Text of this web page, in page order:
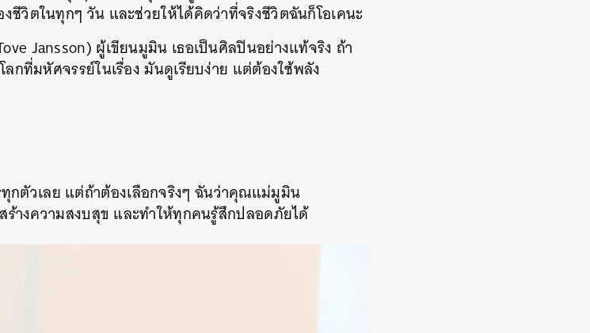
วิตในทุกๆ วัน และช่วยให้ได้คิดว่าที่จริงชีวิตฉันก็โอเคนะ
Jansson) ผู้เขียนมูมิน เธอเป็นศิลปินอย่างแท้จริง ถ้า
กที่มหัศจรรย์ในเรื่อง มันดูเรียบง่าย แต่ต้องใช้พลัง
กตัวเลย แต่ถ้าต้องเลือกจริงๆ ฉันว่าคุณแม่มูมิน
ร้างความสงบสุข และทำให้ทุกคนรู้สึกปลอดภัยได้